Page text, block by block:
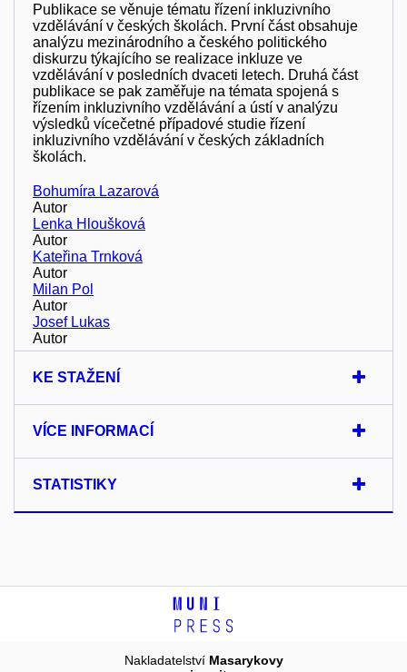
Publikace se věnuje tématu řízení inkluzivního
vzdělávání v českých školách. První část obsahuje
analýzu mezinárodního a českého politického
diskurzu týkajícího se realizace inkluze ve
vzdělávání v posledních dvaceti letech. Druhá část
publikace se pak zaměřuje na témata spojená s
řízením inkluzivního vzdělávání a ústí v analýzu
výsledků vícečetné případové studie řízení
inkluzivního vzdělávání v českých základních
školách.
Bohumíra Lazarová
Autor
Lenka Hloušková
Autor
Kateřina Trnková
Autor
Milan Pol
Autor
Josef Lukas
Autor
KE STAŽENÍ
VÍCE INFORMACÍ
STATISTIKY
Nakladatelství Masarykovy